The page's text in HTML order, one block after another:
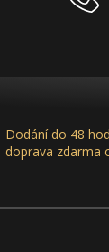
Dodání do 48
doprava zdarma